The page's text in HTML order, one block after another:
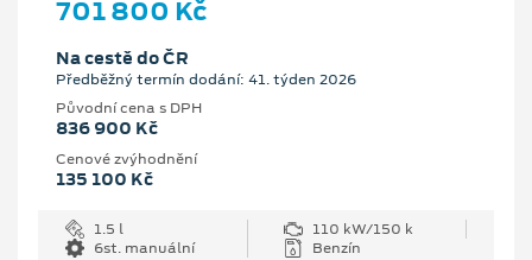
701 800 Kč
Na cestě do ČR
Předběžný termín dodání: 41. týden 2026
Původní cena s DPH
836 900 Kč
Cenové zvýhodnění
135 100 Kč
1.5 l
110 kW/150 k
6st. manuální
Benzín